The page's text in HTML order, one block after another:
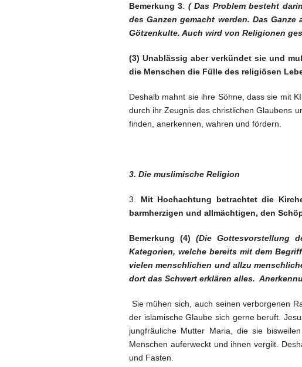
Bemerkung 3: ( Das Problembesteht
des Ganzen gemacht werden. Das
Götzenkulte. Auch wird von Religionen
(3) Unablässig aber verkündet sie und
die Menschen die Fülle des religiösen
Deshalb mahnt sie ihre Söhne, dass sie mit
durch ihr Zeugnis des christlichen Glaubens
finden, anerkennen, wahren und fördern.
3. Die muslimische Religion
3. Mit Hochachtung betrachtet die
barmherzigen und allmächtigen, den
Bemerkung (4)
(Die Gottesvorstellung
Kategorien, welche bereits mit dem
vielen menschlichen und allzu
dort das Schwert erklären alles.
Sie mühen sich, auch seinen verborgenen
der islamische Glaube sich gerne beruft.
jungfräuliche Mutter Maria, die sie
Menschen auferweckt und ihnen vergilt.
und Fasten.